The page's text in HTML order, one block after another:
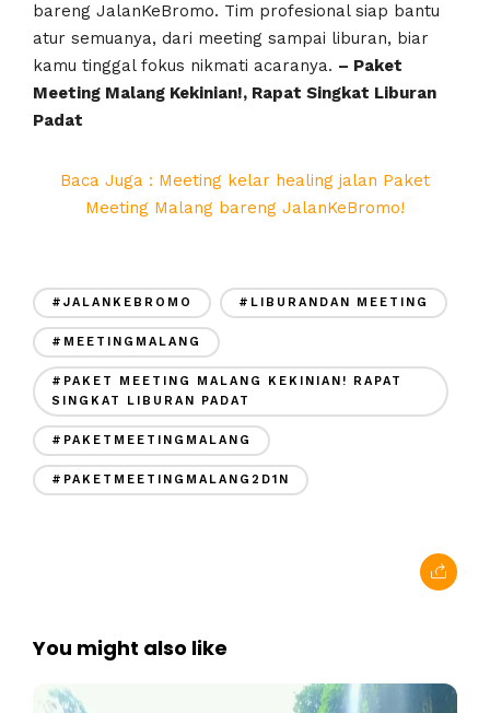
bareng JalanKeBromo. Tim profesional siap bantu
atur semuanya, dari meeting sampai liburan, biar
kamu tinggal fokus nikmati acaranya. – Paket
Meeting Malang Kekinian!, Rapat Singkat Liburan
Padat
Baca Juga : Meeting kelar healing jalan Paket
Meeting Malang bareng JalanKeBromo!
#JALANKEBROMO #LIBURANDAN MEETING
#MEETINGMALANG
#PAKET MEETING MALANG KEKINIAN! RAPAT
SINGKAT LIBURAN PADAT
#PAKETMEETINGMALANG
#PAKETMEETINGMALANG2D1N
You might also like